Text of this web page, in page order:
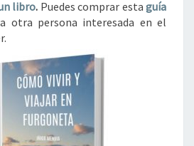
libro. Puedes comprar estaguía
otra persona interesada en el